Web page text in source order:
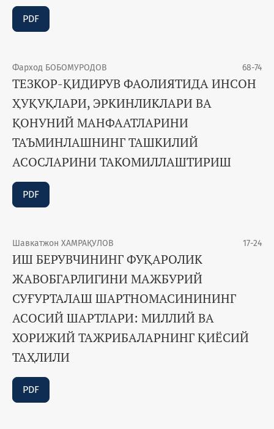
PDF
Фарход БОБОМУРОДОВ 68-74
ТЕЗКОР-ҚИДИРУВ ФАОЛИЯТИДА ИНСОН
ҲУҚУҚЛАРИ, ЭРКИНЛИКЛАРИ ВА
ҚОНУНИЙ МАНФААТЛАРИНИ
ТАЪМИНЛАШНИНГ ТАШКИЛИЙ
АСОСЛАРИНИ ТАКОМИЛЛАШТИРИШ
PDF
Шавкатжон ХАМРАҚУЛОВ 17-24
ИШ БЕРУВЧИНИНГ ФУҚАРОЛИК
ЖАВОБГАРЛИГИНИ МАЖБУРИЙ
СУҒУРТАЛАШ ШАРТНОМАСИНИНИНГ
АСОСИЙ ШАРТЛАРИ: МИЛЛИЙ ВА
ХОРИЖИЙ ТАЖРИБАЛАРНИНГ ҚИЁСИЙ
ТАҲЛИЛИ
PDF